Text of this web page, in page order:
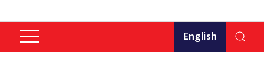
English